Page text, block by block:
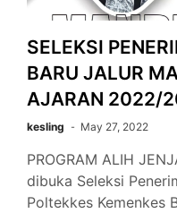
SELEKSI
BARU JALUR
AJARAN 2022/
kesling May 27, 2022
PROGRAM ALIH
dibuka Seleksi
Poltekkes Kemenkes